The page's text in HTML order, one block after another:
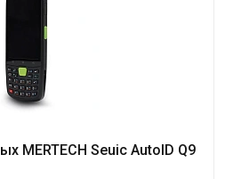
MERTECH Seuic AutoID Q9